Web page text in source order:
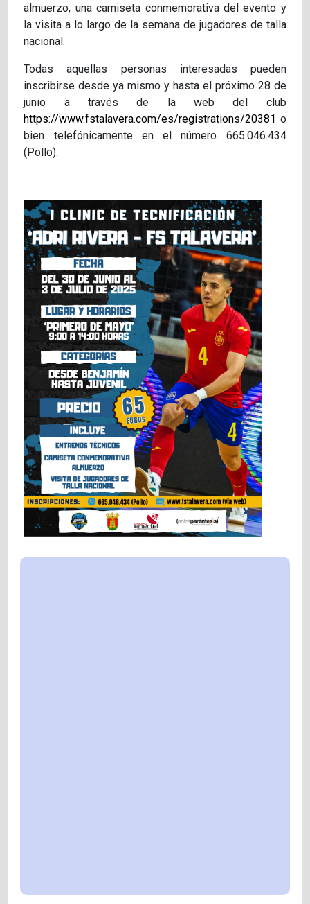
almuerzo, una camiseta conmemorativa del evento y
la visita a lo largo de la semana de jugadores de talla
nacional.
Todas aquellas personas interesadas pueden
inscribirse desde ya mismo y hasta el próximo 28 de
junio a través de la web del club
https://www.fstalavera.com/es/registrations/20381 o
bien telefónicamente en el número 665.046.434
(Pollo).